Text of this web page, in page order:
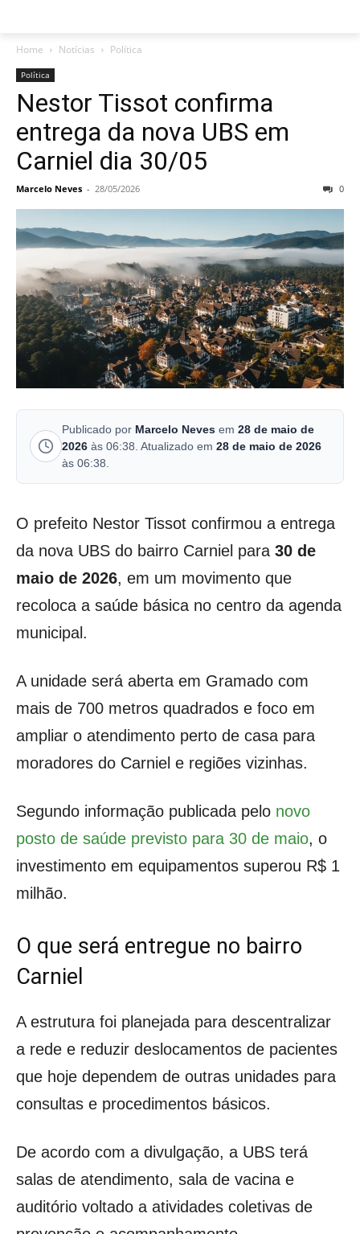
Home Notícias Política
Política
Nestor Tissot confirma
entrega da nova UBS em
Carniel dia 30/05
Marcelo Neves - 28/05/2026 0
Publicado por Marcelo Neves em 28 de maio de
2026 às 06:38. Atualizado em 28 de maio de 2026
às 06:38.
O prefeito Nestor Tissot confirmou a entrega
da nova UBS do bairro Carniel para 30 de
maio de 2026, em um movimento que
recoloca a saúde básica no centro da agenda
municipal.
A unidade será aberta em Gramado com
mais de 700 metros quadrados e foco em
ampliar o atendimento perto de casa para
moradores do Carniel e regiões vizinhas.
Segundo informação publicada pelo novo
posto de saúde previsto para 30 de maio, o
investimento em equipamentos superou R$ 1
milhão.
O que será entregue no bairro
Carniel
A estrutura foi planejada para descentralizar
a rede e reduzir deslocamentos de pacientes
que hoje dependem de outras unidades para
consultas e procedimentos básicos.
De acordo com a divulgação, a UBS terá
salas de atendimento, sala de vacina e
auditório voltado a atividades coletivas de